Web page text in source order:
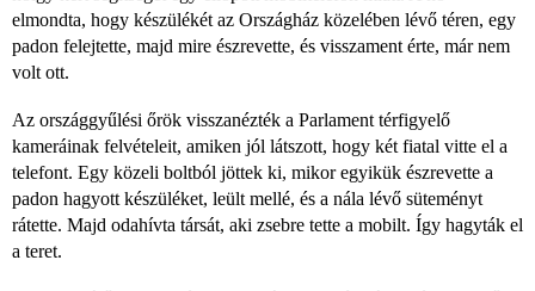
elmondta, hogy készülékét az Országház közelében lévő téren, egy
padon felejtette, majd mire észrevette, és visszament érte, már nem
volt ott.
Az országgyűlési őrök visszanézték a Parlament térfigyelő
kameráinak felvételeit, amiken jól látszott, hogy két fiatal vitte el a
telefont. Egy közeli boltból jöttek ki, mikor egyikük észrevette a
padon hagyott készüléket, leült mellé, és a nála lévő süteményt
rátette. Majd odahívta társát, aki zsebre tette a mobilt. Így hagyták el
a teret.